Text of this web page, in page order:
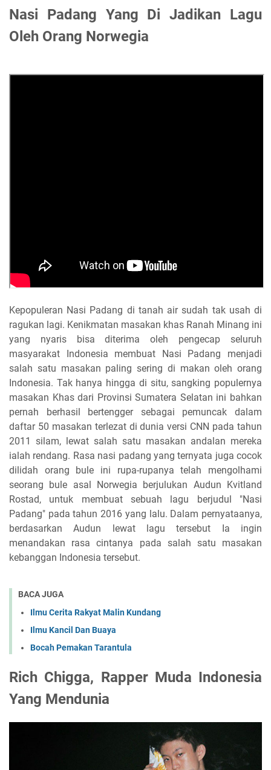
Nasi Padang Yang Di Jadikan Lagu
Oleh Orang Norwegia
Kepopuleran Nasi Padang di tanah air sudah tak usah di
ragukan lagi. Kenikmatan masakan khas Ranah Minang ini
yang nyaris bisa diterima oleh pengecap seluruh
masyarakat Indonesia membuat Nasi Padang menjadi
salah satu masakan paling sering di makan oleh orang
Indonesia. Tak hanya hingga di situ, sangking populernya
masakan Khas dari Provinsi Sumatera Selatan ini bahkan
pernah berhasil bertengger sebagai pemuncak dalam
daftar 50 masakan terlezat di dunia versi CNN pada tahun
2011 silam, lewat salah satu masakan andalan mereka
ialah rendang. Rasa nasi padang yang ternyata juga cocok
dilidah orang bule ini rupa-rupanya telah mengolhami
seorang bule asal Norwegia berjulukan Audun Kvitland
Rostad, untuk membuat sebuah lagu berjudul "Nasi
Padang" pada tahun 2016 yang lalu. Dalam pernyataanya,
berdasarkan Audun lewat lagu tersebut Ia ingin
menandakan rasa cintanya pada salah satu masakan
kebanggan Indonesia tersebut.
BACA JUGA
Ilmu Cerita Rakyat Malin Kundang
Ilmu Kancil Dan Buaya
Bocah Pemakan Tarantula
Rich Chigga, Rapper Muda Indonesia
Yang Mendunia